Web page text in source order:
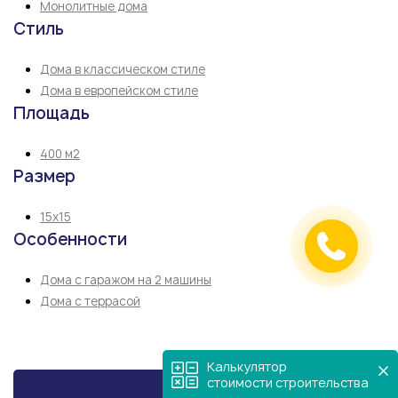
Калькулятор
стоимости строительства
Монолитные дома
Стиль
Дома в классическом стиле
Дома в европейском стиле
Площадь
400 м2
Размер
15х15
Особенности
Дома с гаражом на 2 машины
Дома с террасой